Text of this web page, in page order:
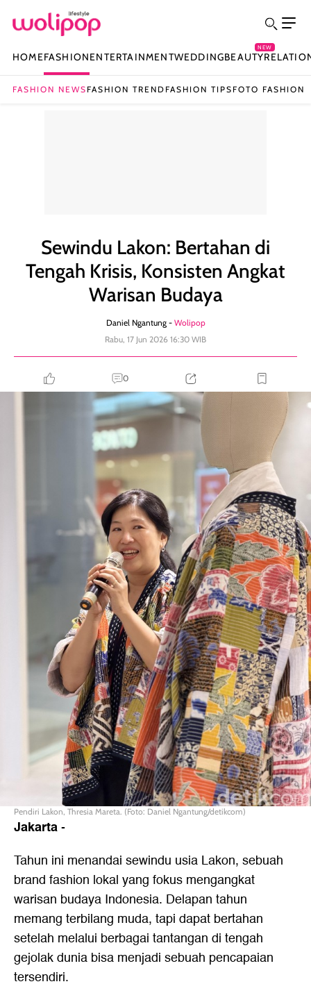
HOMEFASHIONENTERTAINMENTWEDDINGBEAUTY
NEW
FASHION NEWS FASHION TREND FASHION TIPS FOTO FASHION
Sewindu Lakon: Bertahan di
Tengah Krisis, Konsisten Angkat
Warisan Budaya
Daniel Ngantung - Wolipop
Rabu, 17 Jun 2026 16:30 WIB
0
Pendiri Lakon, Thresia Mareta. (Foto: Daniel Ngantung/detikcom)
Jakarta-
Tahun ini menandai sewindu usia Lakon, sebuah
brand fashion lokal yang fokus mengangkat
warisan budaya Indonesia. Delapan tahun
memang terbilang muda, tapi dapat bertahan
setelah melalui berbagai tantangan di tengah
gejolak dunia bisa menjadi sebuah pencapaian
tersendiri.